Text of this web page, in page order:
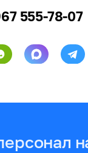
555-78-07